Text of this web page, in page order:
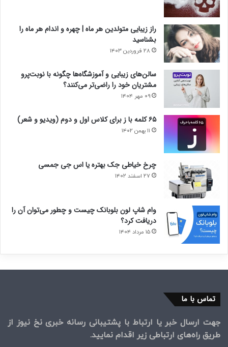
راز زیبایی متولدین هر ماه | چهره و اندام هر ماه را
بشناسید
۲۸ فروردین ۱۴۰۳
سالن‌های زیبایی و آموزشگاه‌ها چگونه با نوبت‌پرو
مشتریان خود را راضی‌تر می‌کنند؟
۰۹ مهر ۱۴۰۴
۶۵ کلمه با ز برای کلاس اول و دوم (ویدیو و شعر)
۱۱ بهمن ۱۴۰۲
چرخ خیاطی جک بهتره یا اس جی جمسی
۲۷ اسفند ۱۴۰۲
وام شاپ لون بلوبانک چیست و چطور می‌توان آن را
دریافت کرد؟
۱۵ مرداد ۱۴۰۴
تماس با ما
جهت ارسال خبر یا ارتباط با پشتیبانی رسانه خبری نخ نیوز از
طریق راه‌های ارتباطی زیر اقدام نمایید.